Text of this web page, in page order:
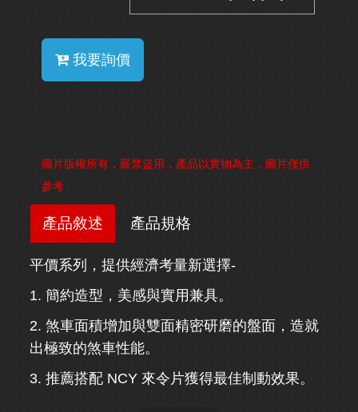
我要詢價
圖片版權所有，嚴禁盜用，產品以實物為主，圖片僅供
參考
產品敘述 產品規格
平價系列，提供經濟考量新選擇-
1. 簡約造型，美感與實用兼具。
2. 煞車面積增加與雙面精密研磨的盤面，造就
出極致的煞車性能。
3. 推薦搭配 NCY 來令片獲得最佳制動效果。